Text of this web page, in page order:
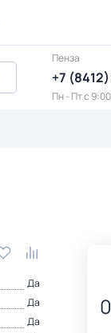
Пенза
+7
Пн - Пт c
Да
Да
Да